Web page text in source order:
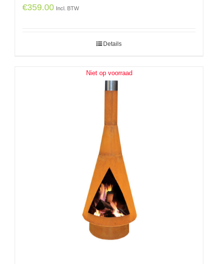
€359.00 Incl. BTW
Details
Niet op voorraad